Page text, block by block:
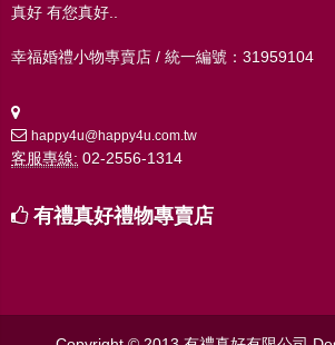
真好 有您真好..
幸福婚禮小物專賣店 / 統一編號：31959104
happy4u@happy4u.com.tw
客服專線: 02-2556-1314
有禮真好禮物專賣店